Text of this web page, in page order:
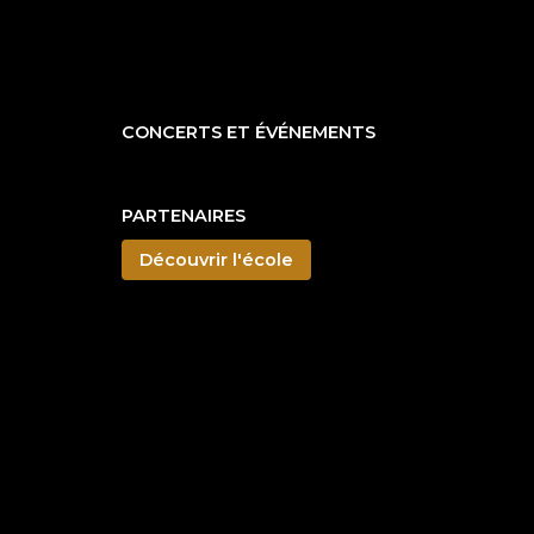
CONCERTS ET ÉVÉNEMENTS
PARTENAIRES
Découvrir l'école